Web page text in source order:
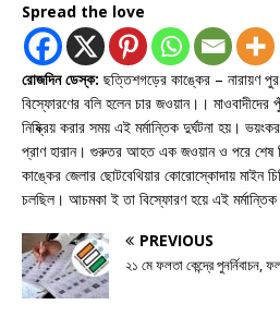
Spread the love
রোজদিন ডেস্ক: ছত্তিশগড়ের কাঙ্কের – নারায়ণ
বিস্ফোরণের বলি হলেন চার জওয়ান।।
নিষ্ক্রিয় করার সময় এই মর্মান্তিক দুর্ঘটনা হয়।
প্রাণ হারান। গুরুতর আহত এক জওয়ান ও পরে শেষ
কাঙ্কের জেলার ছোটবেথিয়ার কোরোস্কোদায় মাইন
চলছিল। আচমকা ই তা বিস্ফোরণ হয়ে এই মর্মান্তিক
PREVIOUS
২১ মে ফলতা কেন্দ্রে পুনর্নিবাচন,